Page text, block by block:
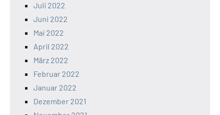
Juli 2022
Juni 2022
Mai 2022
April 2022
März 2022
Februar 2022
Januar 2022
Dezember 2021